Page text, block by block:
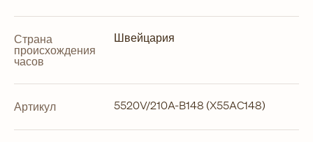
Страна
происхождения
часов
Швейцария
Артикул 5520V/210A-B148 (X55AC148)